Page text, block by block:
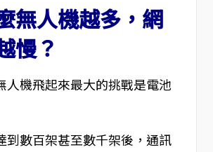
無人機越多，網
慢？
人機飛起來最大的挑戰是電池
到數百架甚至數千架後，通訊